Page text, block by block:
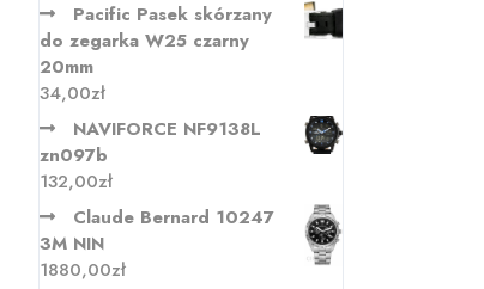
Pacific Pasek skórzany
do zegarka W25 czarny
20mm
34,00zł
NAVIFORCE NF9138L
zn097b
132,00zł
Claude Bernard 10247
3M NIN
1880,00zł